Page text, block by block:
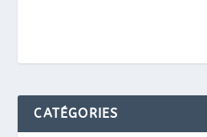
CATÉGORIES